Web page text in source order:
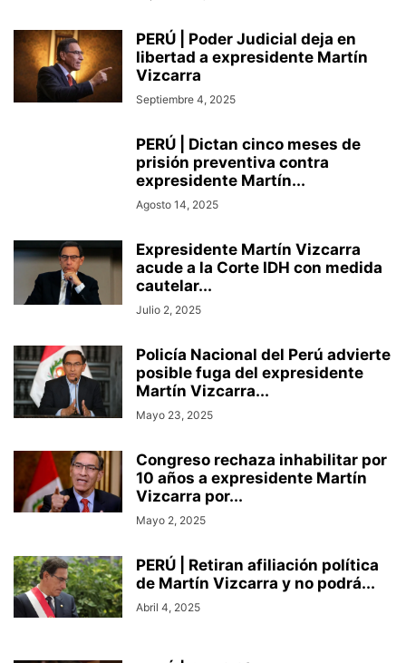
PERÚ | Poder Judicial deja en
libertad a expresidente Martín
Vizcarra
Septiembre 4, 2025
PERÚ | Dictan cinco meses de
prisión preventiva contra
expresidente Martín...
Agosto 14, 2025
Expresidente Martín Vizcarra
acude a la Corte IDH con medida
cautelar...
Julio 2, 2025
Policía Nacional del Perú advierte
posible fuga del expresidente
Martín Vizcarra...
Mayo 23, 2025
Congreso rechaza inhabilitar por
10 años a expresidente Martín
Vizcarra por...
Mayo 2, 2025
PERÚ | Retiran afiliación política
de Martín Vizcarra y no podrá...
Abril 4, 2025